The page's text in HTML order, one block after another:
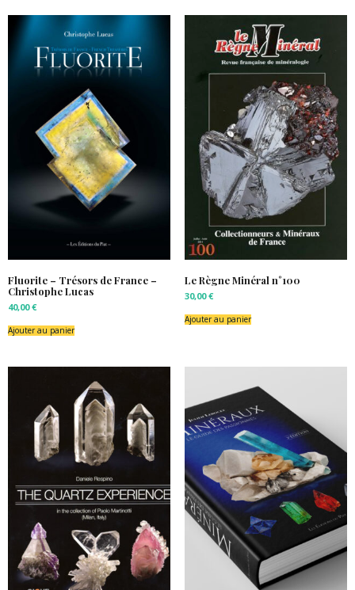
Fluorite – Trésors de France –
Christophe Lucas
40,00€
Ajouter au panier
Le Règne Minéral n°100
30,00€
Ajouter au panier